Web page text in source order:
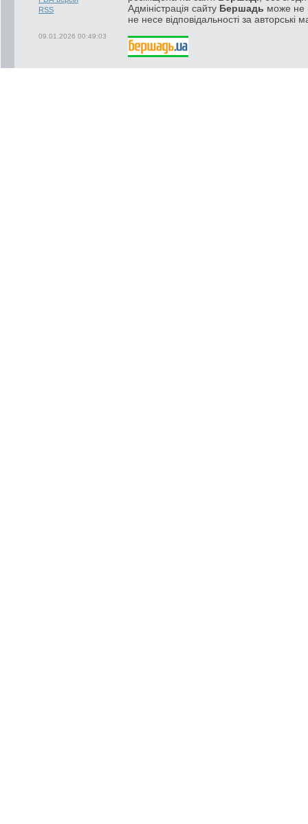
RSS
09.01.2026 00:49:03
Адміністрація сайту Бершадь може не
не несе відповідальності за авторські